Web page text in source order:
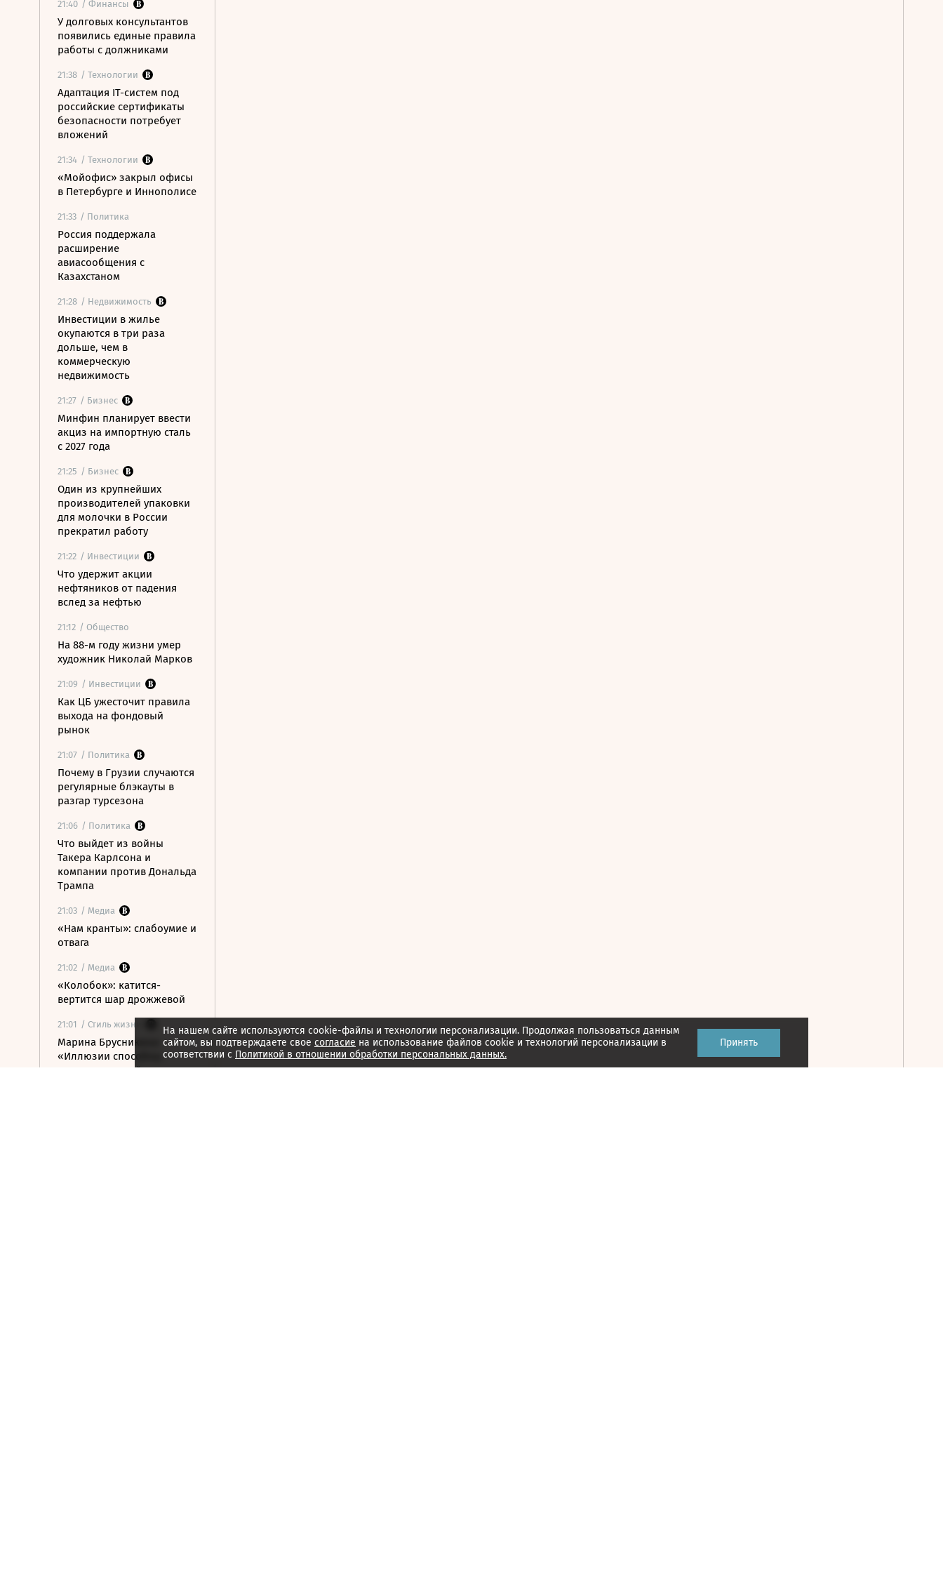
21:40 / Финансы
У долговых консультантов
появились единые правила
работы с должниками
21:38 / Технологии
Адаптация IT-систем под
российские сертификаты
безопасности потребует
вложений
21:34 / Технологии
«Мойофис» закрыл офисы
в Петербурге и Иннополисе
21:33 / Политика
Россия поддержала
расширение
авиасообщения с
Казахстаном
21:28 / Недвижимость
Инвестиции в жилье
окупаются в три раза
дольше, чем в
коммерческую
недвижимость
21:27 / Бизнес
Минфин планирует ввести
акциз на импортную сталь
с 2027 года
21:25 / Бизнес
Один из крупнейших
производителей упаковки
для молочки в России
прекратил работу
21:22 / Инвестиции
Что удержит акции
нефтяников от падения
вслед за нефтью
21:12 / Общество
На 88-м году жизни умер
художник Николай Марков
21:09 / Инвестиции
Как ЦБ ужесточит правила
выхода на фондовый
рынок
21:07 / Политика
Почему в Грузии случаются
регулярные блэкауты в
разгар турсезона
21:06 / Политика
Что выйдет из войны
Такера Карлсона и
компании против Дональда
Трампа
21:03 / Медиа
«Нам кранты»: слабоумие и
отвага
21:02 / Медиа
«Колобок»: катится-
вертится шар дрожжевой
21:01 / Стиль жизни
Марина Брусникина:
«Иллюзии способны
влиять на людей»
На нашем сайте используются cookie-файлы и технологии персонализации. Продолжая пользоваться данным
сайтом, вы подтверждаете свое согласие на использование файлов cookie и технологий персонализации в
соответствии с Политикой в отношении обработки персональных данных.
Принять